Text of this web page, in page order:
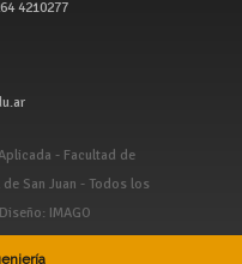
4210277
- Facultad de
San Juan - Todos los
Diseño: IMAGO